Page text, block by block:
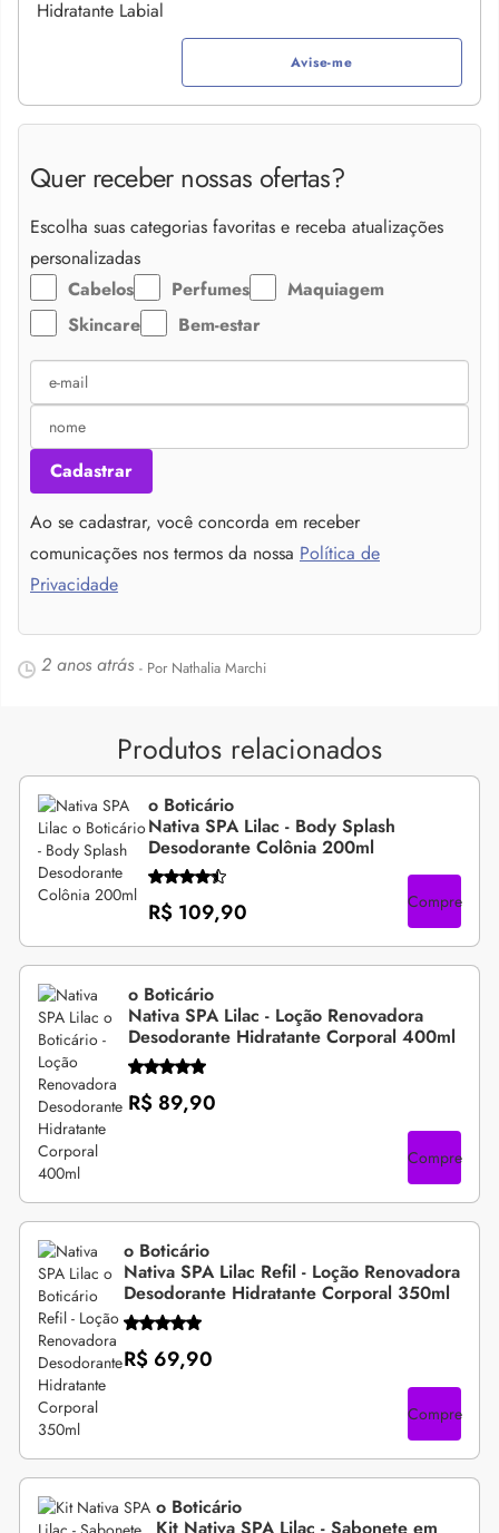
Avise-me
Quer receber nossas ofertas?
Escolha suas categorias favoritas e receba atualizações
personalizadas
Cabelos
Perfumes
Maquiagem
Skincare
Bem-estar
Cadastrar
Ao se cadastrar, você concorda em receber
comunicações nos termos da nossa Política de
Privacidade
2 anos atrás - Por Nathalia Marchi
Produtos relacionados
o Boticário
Nativa SPA Lilac - Body Splash
Desodorante Colônia 200ml
R$ 109,90 Compre
o Boticário
Nativa SPA Lilac - Loção Renovadora
Desodorante Hidratante Corporal 400ml
R$ 89,90
Compre
o Boticário
Nativa SPA Lilac Refil - Loção Renovadora
Desodorante Hidratante Corporal 350ml
R$ 69,90
Compre
o Boticário